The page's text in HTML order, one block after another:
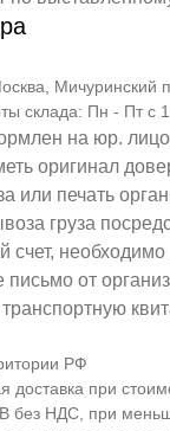
Мичуринский
склада: Пн - Пт с
на юр.
оригинал
или печать
груза
счет,
письмо от
РФ
доставка при
без НДС, при